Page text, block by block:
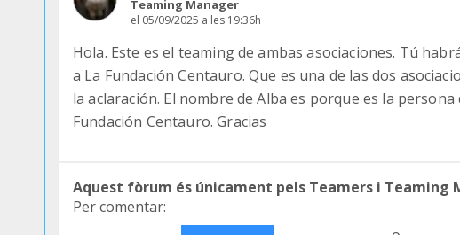
Teaming Manager
el 05/09/2025 a les 19:36h
Hola. Este es el teaming de ambas asociaciones. Tú
a La Fundación Centauro. Que es una de las dos
la aclaración. El nombre de Alba es porque es la
Fundación Centauro. Gracias
Aquest fòrum és únicament pels Teamers i Teaming
Per comentar: